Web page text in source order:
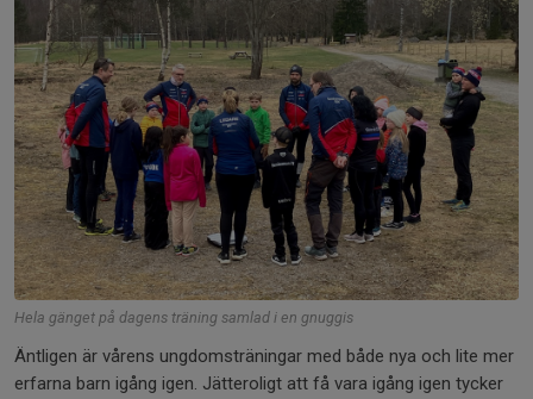
Hela gänget på dagens träning samlad i en gnuggis
Äntligen är vårens ungdomsträningar med både nya och lite mer
erfarna barn igång igen. Jätteroligt att få vara igång igen tycker